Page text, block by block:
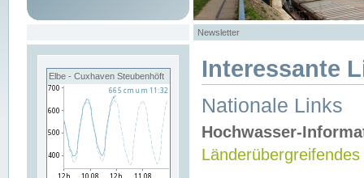
Newsletter
Elbe - Cuxhaven Steubenhöft Interessante
Nationale Links
Hochwasser-